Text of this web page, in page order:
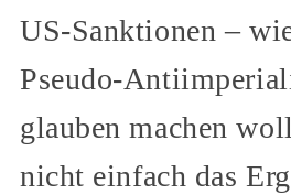
US-Sanktionen –
Pseudo-
glauben machen
nicht einfach das